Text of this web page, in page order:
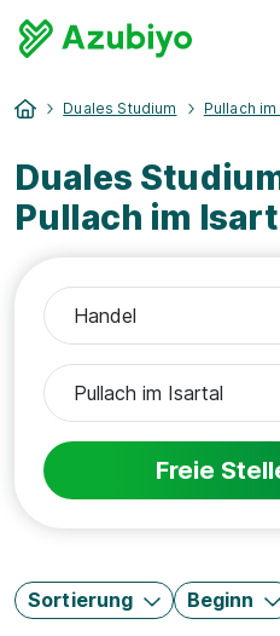
Duales Studium Pullach
Duales
Pullach im
Freie
Sortierung Beginn